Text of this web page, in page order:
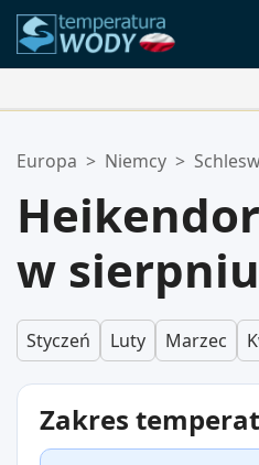
Twoja lista ulubionych jest
Europa > Niemcy >
w sierpniu
Styczeń Luty Marzec
Zakres